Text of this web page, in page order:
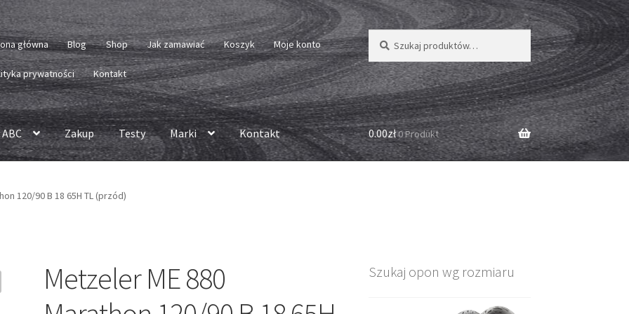
główna Blog Shop Jak zamawiać Koszyk Moje konto
prywatności Kontakt
Szukaj:
Szukaj
Zakup Testy Marki Kontakt 0.00zł0 Produkt
120/90 B 18 65H TL (przód)
Metzeler ME 880
Szukaj opon wg rozmiaru